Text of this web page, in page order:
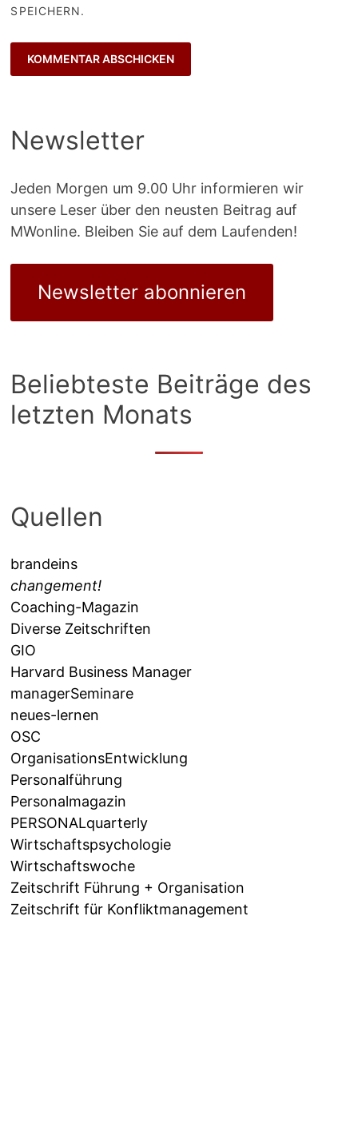
SPEICHERN.
Newsletter
Jeden Morgen um 9.00 Uhr informieren wir
unsere Leser über den neusten Beitrag auf
MWonline. Bleiben Sie auf dem Laufenden!
Newsletter abonnieren
Beliebteste Beiträge des
letzten Monats
Quellen
brandeins
changement!
Coaching-Magazin
Diverse Zeitschriften
GIO
Harvard Business Manager
managerSeminare
neues-lernen
OSC
OrganisationsEntwicklung
Personalführung
Personalmagazin
PERSONALquarterly
Wirtschaftspsychologie
Wirtschaftswoche
Zeitschrift Führung + Organisation
Zeitschrift für Konfliktmanagement